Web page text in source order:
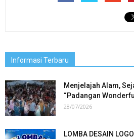
Informasi Terbaru
Menjelajah Alam,
“Padangan
28/07/2026
LOMBA DESAIN